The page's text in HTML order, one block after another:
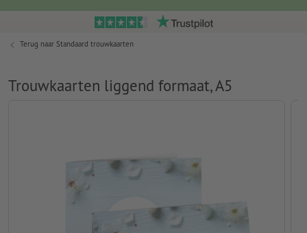
Terug naar Standaard trouwkaarten
Trouwkaarten liggend formaat, A5